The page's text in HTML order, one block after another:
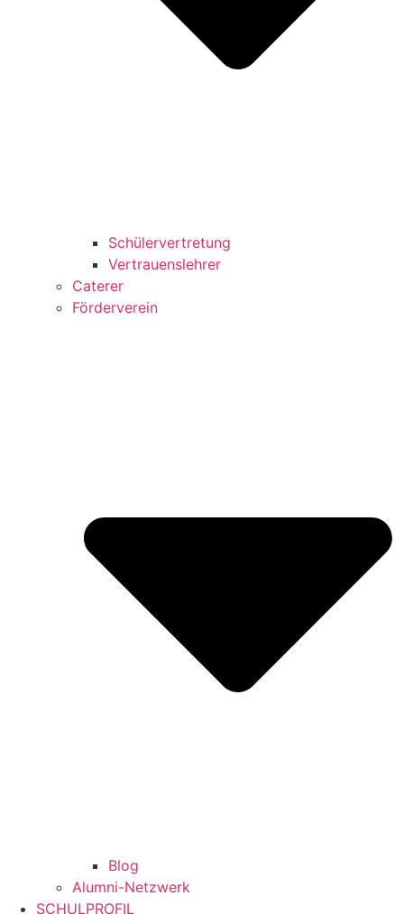
Schülervertretung
Vertrauenslehrer
Caterer
Förderverein
Blog
Alumni-Netzwerk
SCHULPROFIL